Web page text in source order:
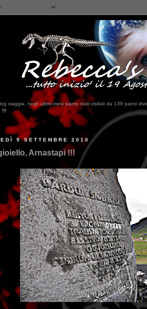
viaggia, negli ultimi mesi siamo stati visitati da 139 paesi
9 SETTEMBRE 2010
Arnastapi !!!